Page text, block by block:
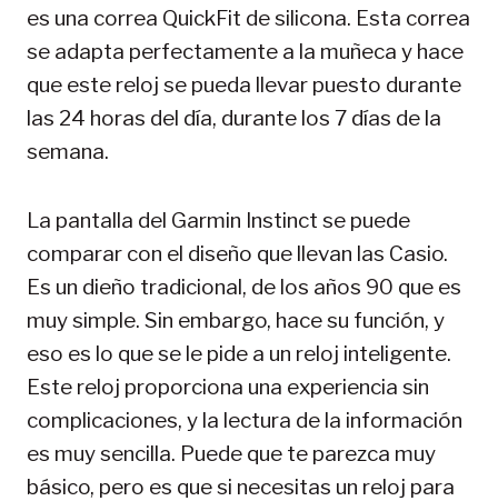
es una correa QuickFit de silicona. Esta correa
se adapta perfectamente a la muñeca y hace
que este reloj se pueda llevar puesto durante
las 24 horas del día, durante los 7 días de la
semana.
La pantalla del Garmin Instinct se puede
comparar con el diseño que llevan las Casio.
Es un dieño tradicional, de los años 90 que es
muy simple. Sin embargo, hace su función, y
eso es lo que se le pide a un reloj inteligente.
Este reloj proporciona una experiencia sin
complicaciones, y la lectura de la información
es muy sencilla. Puede que te parezca muy
básico, pero es que si necesitas un reloj para